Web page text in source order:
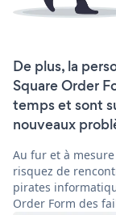
De plus, la
Square Order
temps et sont
nouveaux
Au fur et à
risquez de
pirates
Order Form des